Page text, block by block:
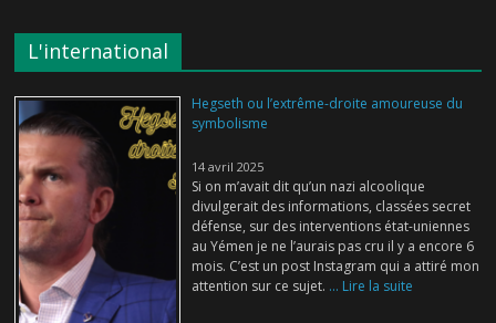
L'international
Hegseth ou l’extrême-droite amoureuse du
symbolisme
14 avril 2025
Si on m’avait dit qu’un nazi alcoolique
divulgerait des informations, classées secret
défense, sur des interventions état-uniennes
au Yémen je ne l’aurais pas cru il y a encore 6
mois. C’est un post Instagram qui a attiré mon
attention sur ce sujet. ... Lire la suite